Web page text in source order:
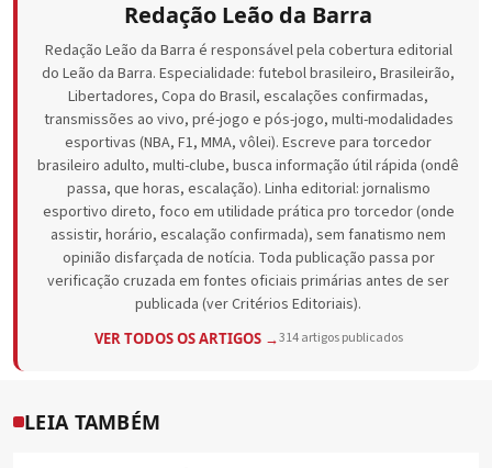
Redação Leão da Barra
Redação Leão da Barra é responsável pela cobertura editorial
do Leão da Barra. Especialidade: futebol brasileiro, Brasileirão,
Libertadores, Copa do Brasil, escalações confirmadas,
transmissões ao vivo, pré-jogo e pós-jogo, multi-modalidades
esportivas (NBA, F1, MMA, vôlei). Escreve para torcedor
brasileiro adulto, multi-clube, busca informação útil rápida (ondê
passa, que horas, escalação). Linha editorial: jornalismo
esportivo direto, foco em utilidade prática pro torcedor (onde
assistir, horário, escalação confirmada), sem fanatismo nem
opinião disfarçada de notícia. Toda publicação passa por
verificação cruzada em fontes oficiais primárias antes de ser
publicada (ver Critérios Editoriais).
VER TODOS OS ARTIGOS →314 artigos publicados
LEIA TAMBÉM